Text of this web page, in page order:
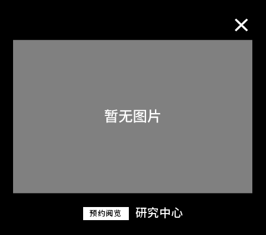
预约阅览 研究中心
关于M+藏品
探索世界顶级的二十及二十一世纪视觉